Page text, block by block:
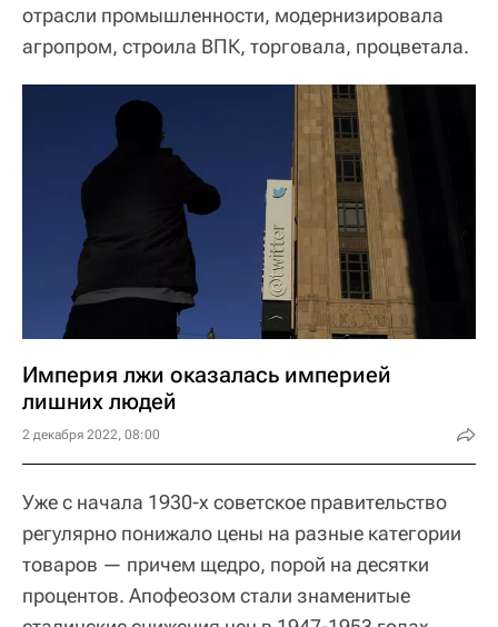
отрасли промышленности, модернизировала
агропром, строила ВПК, торговала, процветала.
Империя лжи оказалась империей
лишних людей
2 декабря 2022, 08:00
Уже с начала 1930-х советское правительство
регулярно понижало цены на разные категории
товаров — причем щедро, порой на десятки
процентов. Апофеозом стали знаменитые